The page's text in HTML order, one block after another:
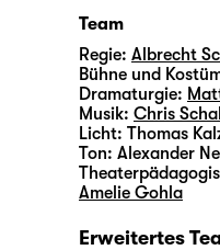
Team
Regie: Albrecht
Bühne und
Dramaturgie:
Musik: Chris
Licht: Thomas
Ton: Alexander
Amelie Gohla
Erweitertes